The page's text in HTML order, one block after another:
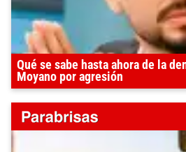
Qué se sabe hasta ahora de la
Moyano por agresión